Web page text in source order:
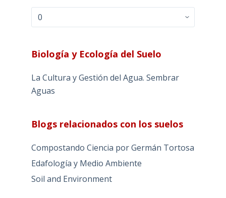
Archivos
Biología y Ecología del Suelo
La Cultura y Gestión del Agua. Sembrar
Aguas
Blogs relacionados con los suelos
Compostando Ciencia por Germán Tortosa
Edafología y Medio Ambiente
Soil and Environment